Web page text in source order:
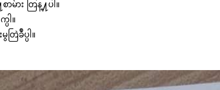
မ်ား တြန္႔ပါ။
ါ။
ြဲခ်ဳပ္ပါ။